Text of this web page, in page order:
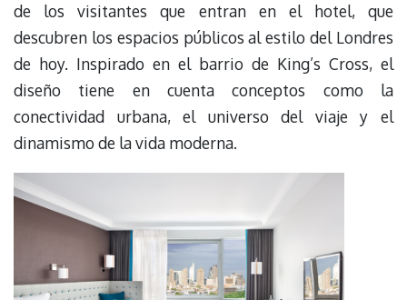
de los visitantes que entran en el hotel, que
descubren los espacios públicos al estilo del Londres
de hoy. Inspirado en el barrio de King’s Cross, el
diseño tiene en cuenta conceptos como la
conectividad urbana, el universo del viaje y el
dinamismo de la vida moderna.